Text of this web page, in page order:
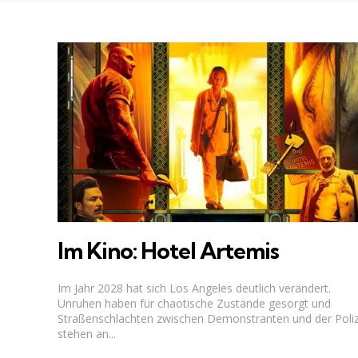
Im Kino: Hotel Artemis
Im Jahr 2028 hat sich Los Angeles deutlich verändert.
Unruhen haben für chaotische Zustände gesorgt und
Straßenschlachten zwischen Demonstranten und der
stehen an...